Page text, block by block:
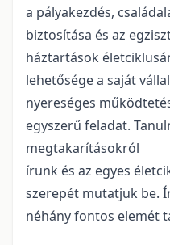
a pályakezdés,
biztosítása és az
háztartások
lehetősége a saját
nyereséges
egyszerű feladat.
megtakarításokról
írunk és az egyes
szerepét mutatjuk be.
néhány fontos elemét